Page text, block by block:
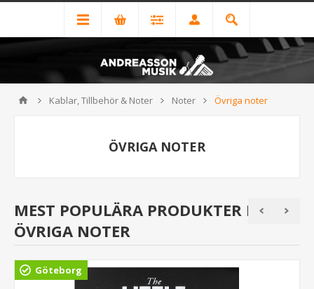
Kablar, Tillbehör & Noter Noter Övriga noter
ÖVRIGA NOTER
MEST POPULÄRA PRODUKTER I
ÖVRIGA NOTER
Göteborg